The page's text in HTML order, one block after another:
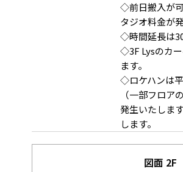
3F ソファスペースでリラックス感のある暮らしの
◇前日搬入が
タジオ料金が
◇時間延長は
◇3F Lysのカ
ます。
◇ロケハンは
（一部フロ
発生いたしま
します。
図面 2F